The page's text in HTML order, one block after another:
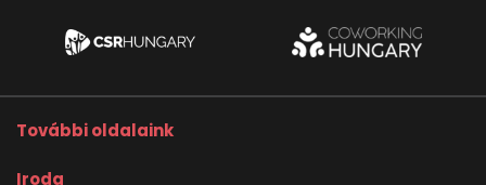
További oldalaink
Iroda